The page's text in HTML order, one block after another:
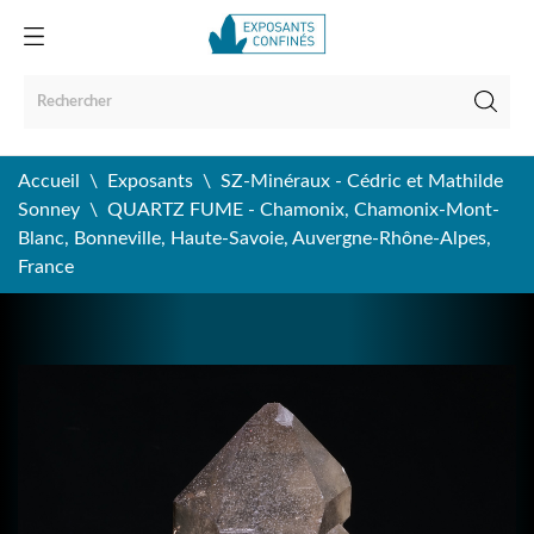
Accueil Exposants
SZ-Minéraux - Cédric et Mathilde
Sonney
QUARTZ FUME - Chamonix, Chamonix-Mont-
Blanc, Bonneville, Haute-Savoie, Auvergne-Rhône-Alpes,
France